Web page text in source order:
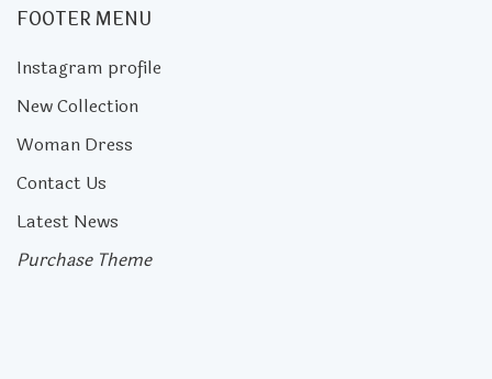
FOOTER MENU
Instagram profile
New Collection
Woman Dress
Contact Us
Latest News
Purchase Theme